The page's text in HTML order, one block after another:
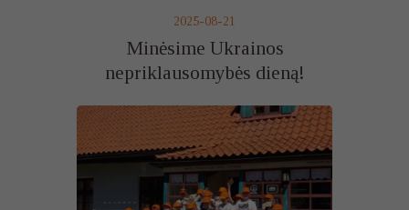
2025-08-21
Minėsime Ukrainos
nepriklausomybės dieną!